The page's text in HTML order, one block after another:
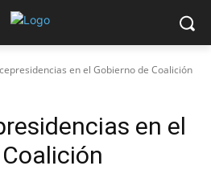
en el Gobierno de Coalición
en el